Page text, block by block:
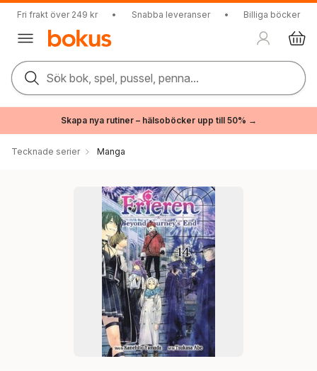
Fri frakt över 249 kr • Snabba leveranser • Billiga böcker
Sök bok, spel, pussel, penna...
Skapa nya rutiner – hälsoböcker upp till 50% →
Tecknade serier Manga